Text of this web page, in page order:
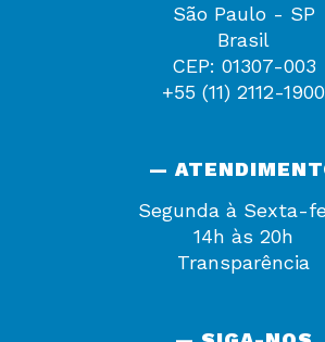
São Paulo - SP
Brasil
CEP: 01307-003
+55 (11) 2112-1900
—
Segunda à Sexta-
14h às 20h
Transparência